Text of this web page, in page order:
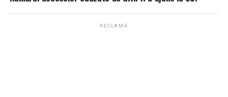
RECLAMĂ